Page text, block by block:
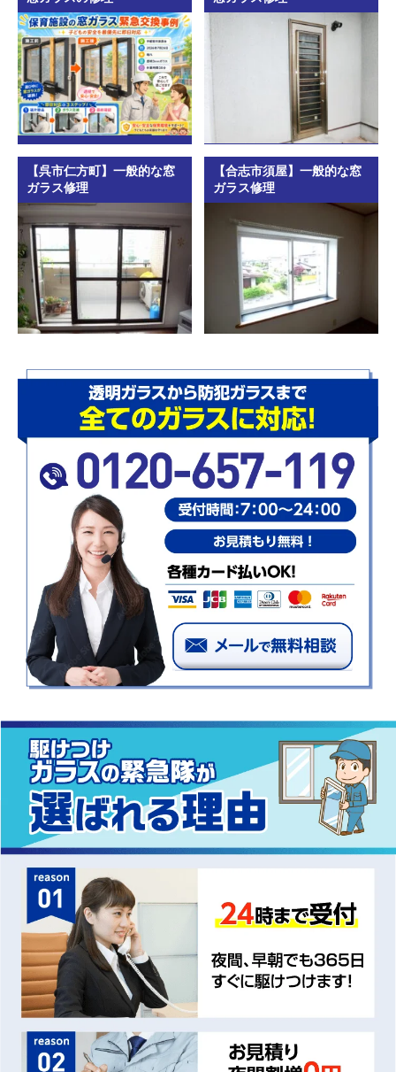
【呉市仁方町】一般的な窓
ガラス修理
【合志市須屋】一般的な窓
ガラス修理